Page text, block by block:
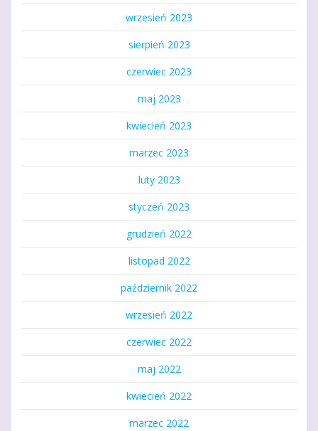
wrzesień 2023
sierpień 2023
czerwiec 2023
maj 2023
kwiecień 2023
marzec 2023
luty 2023
styczeń 2023
grudzień 2022
listopad 2022
październik 2022
wrzesień 2022
czerwiec 2022
maj 2022
kwiecień 2022
marzec 2022